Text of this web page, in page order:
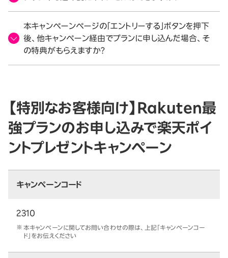
本キャンペーンページの「エントリーする」ボタンを押下
後、他キャンペーン経由でプランに申し込んだ場合、そ
の特典がもらえますか？
【特別なお客様向け】Rakuten最
強プランのお申し込みで楽天ポイ
ントプレゼントキャンペーン
キャンペーンコード
2310
本キャンペーンに関してお問い合わせの際は、上記「キャンペーンコー
ド」をお伝えください